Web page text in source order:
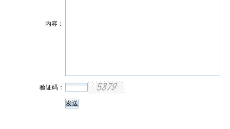
内容：
验证码：